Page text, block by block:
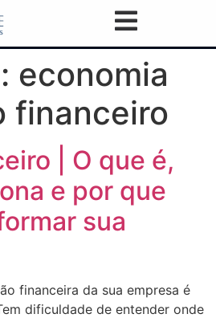
economia
financeiro
| O que é,
e por que
sua
financeira da sua empresa é
dificuldade de entender onde